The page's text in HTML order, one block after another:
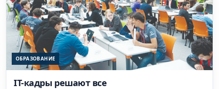
ОБРАЗОВАНИЕ
IT-кадры решают все